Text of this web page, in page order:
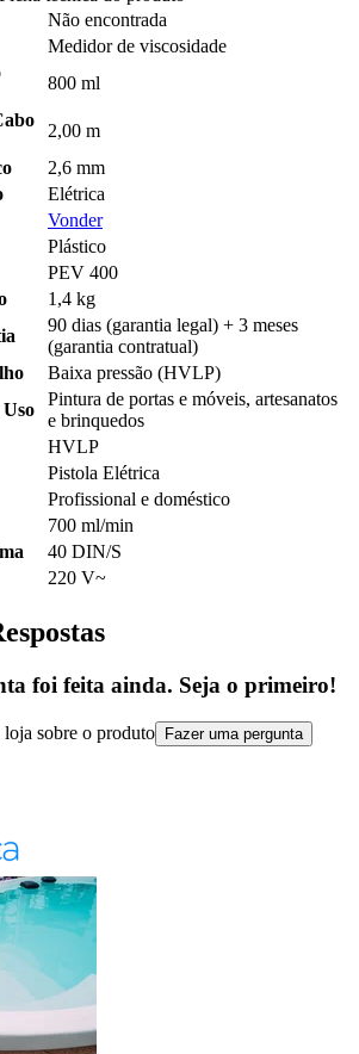
Não encontrada
Medidor de viscosidade
800 ml
2,00 m
2,6 mm
Elétrica
Vonder
Plástico
PEV 400
1,4 kg
90 dias (garantia legal) + 3 meses
(garantia contratual)
Baixa pressão (HVLP)
Uso
Pintura de portas e móveis, artesanatos
e brinquedos
HVLP
Pistola Elétrica
Profissional e doméstico
700 ml/min
40 DIN/S
220 V~
foi feita ainda. Seja o primeiro!
sobre o produto Fazer uma pergunta